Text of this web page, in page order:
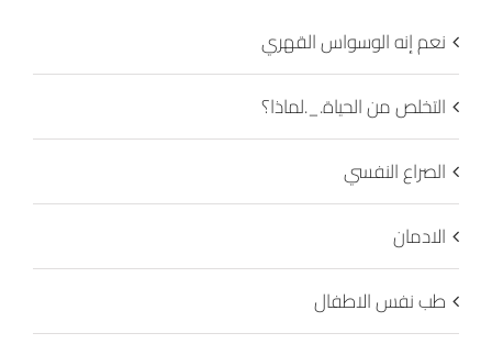
نعم إنه الوسواس القهري
التخلص من الحياة._.لماذا؟
الصراع النفسي
الادمان
طب نفس الاطفال